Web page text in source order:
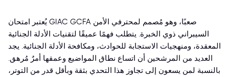
يُعتبر امتحان GIAC GCFA صعبًا، وهو مُصمم لمحترفي الأمن
السيبراني ذوي الخبرة. يتطلب فهمًا عميقًا لتقنيات الأدلة الجنائية
المعقدة، ومنهجيات الاستجابة للحوادث، ومكافحة الأدلة الجنائية. يجد
العديد من المرشحين أن اتساع نطاق المواضيع وعمقها أمرٌ مُرهق.
بالنسبة لمن يسعون إلى تجاوز هذا التحدي بثقة وبأقل قدر من التوتر،